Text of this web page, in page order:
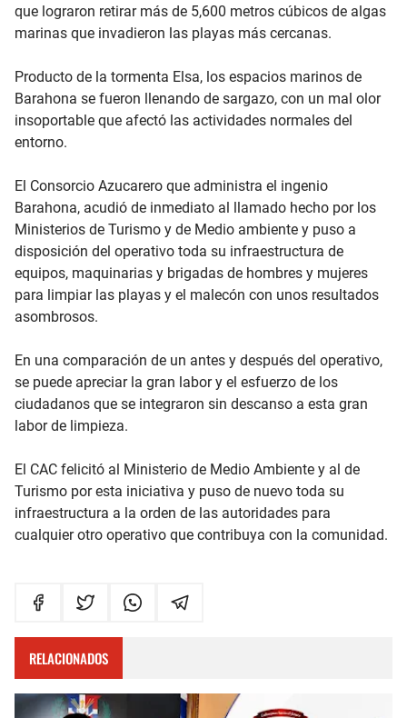
que lograron retirar más de 5,600 metros cúbicos de algas
marinas que invadieron las playas más cercanas.
Producto de la tormenta Elsa, los espacios marinos de
Barahona se fueron llenando de sargazo, con un mal olor
insoportable que afectó las actividades normales del
entorno.
El Consorcio Azucarero que administra el ingenio
Barahona, acudió de inmediato al llamado hecho por los
Ministerios de Turismo y de Medio ambiente y puso a
disposición del operativo toda su infraestructura de
equipos, maquinarias y brigadas de hombres y mujeres
para limpiar las playas y el malecón con unos resultados
asombrosos.
En una comparación de un antes y después del operativo,
se puede apreciar la gran labor y el esfuerzo de los
ciudadanos que se integraron sin descanso a esta gran
labor de limpieza.
El CAC felicitó al Ministerio de Medio Ambiente y al de
Turismo por esta iniciativa y puso de nuevo toda su
infraestructura a la orden de las autoridades para
cualquier otro operativo que contribuya con la comunidad.
RELACIONADOS